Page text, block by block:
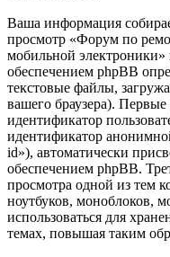
Ваша информация
просмотр «Форум по
мобильной
обеспечением phpBB
текстовые файлы,
вашего браузера).
идентификатор
идентификатор
id»), автоматически
обеспечением phpBB.
просмотра одной из тем
ноутбуков, моноблоков,
использоваться для
темах, повышая таким